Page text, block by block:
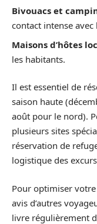
Bivouacs et
contact intense avec
Maisons d’hôtes
les habitants.
Il est essentiel de
saison haute
août pour le nord).
plusieurs sites
réservation de
logistique des
Pour optimiser
avis d’autres
livre régulièrement